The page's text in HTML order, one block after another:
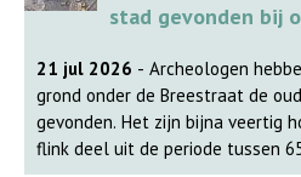
stad gevonden bij
21 jul 2026 - Archeologen hebben naar eigen zeggen in de
grond onder de Breestraat de
gevonden. Het zijn bijna veertig
flink deel uit de periode tussen